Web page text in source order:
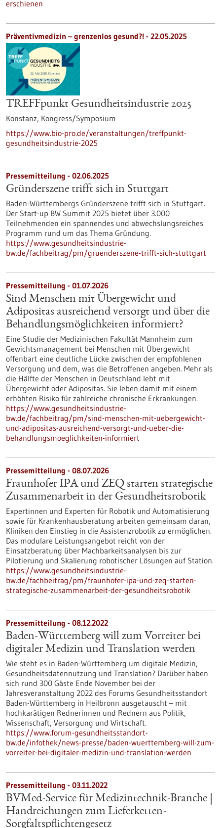
erschienen
Präventivmedizin – grenzenlos gesund?! - 22.05.2025
TREFFpunkt Gesundheitsindustrie 2025
Konstanz, Kongress/Symposium
https://www.bio-pro.de/veranstaltungen/treffpunkt-
gesundheitsindustrie-2025
Pressemitteilung - 02.06.2025
Gründerszene trifft sich in Stuttgart
Baden-Württembergs Gründerszene trifft sich in Stuttgart.
Der Start-up BW Summit 2025 bietet über 3.000
Teilnehmenden ein spannendes und abwechslungsreiches
Programm rund um das Thema Gründung.
https://www.gesundheitsindustrie-
bw.de/fachbeitrag/pm/gruenderszene-trifft-sich-stuttgart
Pressemitteilung - 01.07.2026
Sind Menschen mit Übergewicht und
Adipositas ausreichend versorgt und über die
Behandlungsmöglichkeiten informiert?
Eine Studie der Medizinischen Fakultät Mannheim zum
Gewichtsmanagement bei Menschen mit Übergewicht
offenbart eine deutliche Lücke zwischen der empfohlenen
Versorgung und dem, was die Betroffenen angeben. Mehr als
die Hälfte der Menschen in Deutschland lebt mit
Übergewicht oder Adipositas. Sie leben damit mit einem
erhöhten Risiko für zahlreiche chronische Erkrankungen.
https://www.gesundheitsindustrie-
bw.de/fachbeitrag/pm/sind-menschen-mit-uebergewicht-
und-adipositas-ausreichend-versorgt-und-ueber-die-
behandlungsmoeglichkeiten-informiert
Pressemitteilung - 08.07.2026
Fraunhofer IPA und ZEQ starten strategische
Zusammenarbeit in der Gesundheitsrobotik
Expertinnen und Experten für Robotik und Automatisierung
sowie für Krankenhausberatung arbeiten gemeinsam daran,
Kliniken den Einstieg in die Assistenzrobotik zu ermöglichen.
Das modulare Leistungsangebot reicht von der
Einsatzberatung über Machbarkeitsanalysen bis zur
Pilotierung und Skalierung robotischer Lösungen auf Station.
https://www.gesundheitsindustrie-
bw.de/fachbeitrag/pm/fraunhofer-ipa-und-zeq-starten-
strategische-zusammenarbeit-der-gesundheitsrobotik
Pressemitteilung - 08.12.2022
Baden-Württemberg will zum Vorreiter bei
digitaler Medizin und Translation werden
Wie steht es in Baden-Württemberg um digitale Medizin,
Gesundheitsdatennutzung und Translation? Darüber haben
sich rund 300 Gäste Ende November bei der
Jahresveranstaltung 2022 des Forums Gesundheitsstandort
Baden-Württemberg in Heilbronn ausgetauscht – mit
hochkarätigen Rednerinnen und Rednern aus Politik,
Wissenschaft, Versorgung und Wirtschaft.
https://www.forum-gesundheitsstandort-
bw.de/infothek/news-presse/baden-wuerttemberg-will-zum-
vorreiter-bei-digitaler-medizin-und-translation-werden
Pressemitteilung - 03.11.2022
BVMed-Service für Medizintechnik-Branche |
Handreichungen zum Lieferketten-
Sorgfaltspflichtengesetz